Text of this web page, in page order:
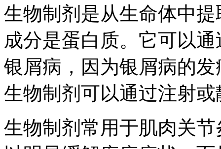
生物制剂是从生命体中
成分是蛋白质。它可以
银屑病，因为银屑病的
生物制剂可以通过注射
生物制剂常用于肌肉关